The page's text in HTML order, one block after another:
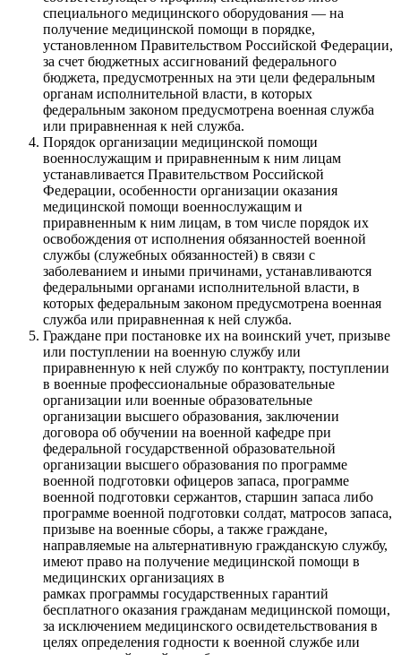
специального медицинского оборудования — на
получение медицинской помощи в порядке,
установленном Правительством Российской Федерации,
за счет бюджетных ассигнований федерального
бюджета, предусмотренных на эти цели федеральным
органам исполнительной власти, в которых
федеральным законом предусмотрена военная служба
или приравненная к ней служба.
Порядок организации медицинской помощи
военнослужащим и приравненным к ним лицам
устанавливается Правительством Российской
Федерации, особенности организации оказания
медицинской помощи военнослужащим и
приравненным к ним лицам, в том числе порядок их
освобождения от исполнения обязанностей военной
службы (служебных обязанностей) в связи с
заболеванием и иными причинами, устанавливаются
федеральными органами исполнительной власти, в
которых федеральным законом предусмотрена военная
служба или приравненная к ней служба.
Граждане при постановке их на воинский учет, призыве
или поступлении на военную службу или
приравненную к ней службу по контракту, поступлении
в военные профессиональные образовательные
организации или военные образовательные
организации высшего образования, заключении
договора об обучении на военной кафедре при
федеральной государственной образовательной
организации высшего образования по программе
военной подготовки офицеров запаса, программе
военной подготовки сержантов, старшин запаса либо
программе военной подготовки солдат, матросов запаса,
призыве на военные сборы, а также граждане,
направляемые на альтернативную гражданскую службу,
имеют право на получение медицинской помощи в
медицинских организациях в
рамках программы государственных гарантий
бесплатного оказания гражданам медицинской помощи,
за исключением медицинского освидетельствования в
целях определения годности к военной службе или